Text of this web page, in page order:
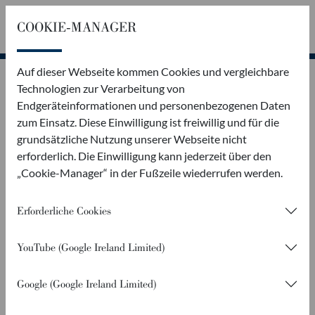
KONFIGURATOR
IHR INDIVIDUELLER PFK 235
PFK 230 PFK 235
ABMESSUNGEN
COOKIE-MANAGER
Auf dieser Webseite kommen Cookies und vergleichbare
Technologien zur Verarbeitung von
Endgeräteinformationen und personenbezogenen Daten
zum Einsatz. Diese Einwilligung ist freiwillig und für die
grundsätzliche Nutzung unserer Webseite nicht
erforderlich. Die Einwilligung kann jederzeit über den
„Cookie-Manager“ in der Fußzeile wiederrufen werden.
Erforderliche Cookies
YouTube (Google Ireland Limited)
Google (Google Ireland Limited)